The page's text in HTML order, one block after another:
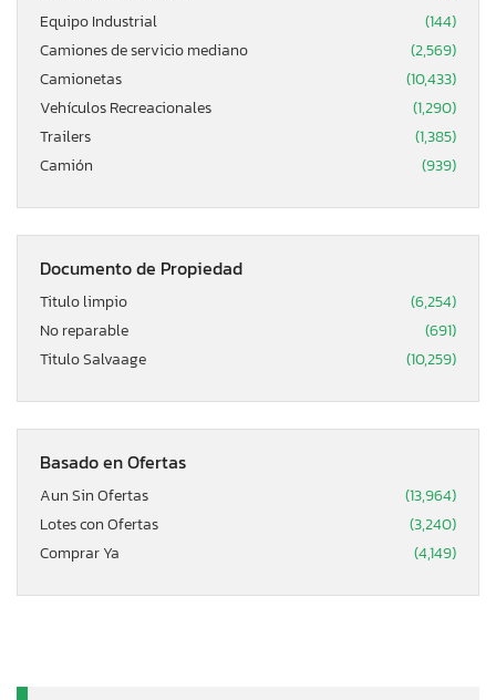
Equipo Industrial
(144)
Camiones de servicio mediano
(2,569)
Camionetas
(10,433)
Vehículos Recreacionales
(1,290)
Trailers
(1,385)
Camión
(939)
Documento de Propiedad
Titulo limpio
(6,254)
No reparable
(691)
Titulo Salvaage
(10,259)
Basado en Ofertas
Aun Sin Ofertas
(13,964)
Lotes con Ofertas
(3,240)
Comprar Ya
(4,149)